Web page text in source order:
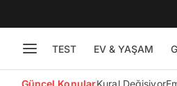
TEST EV & YAŞAM
Güncel KonularKural Değişiyor